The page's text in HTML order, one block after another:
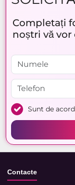
Completați
noștri vă
Sunt de
Contacte